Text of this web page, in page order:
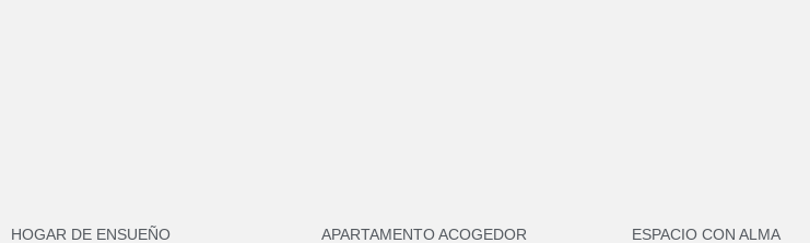
HOGAR DE ENSUEÑO APARTAMENTO ACOGEDOR ESPACIO CON ALMA